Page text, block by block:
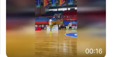
不带古筝的选手。”（来
源：新华每日电讯）
00:16